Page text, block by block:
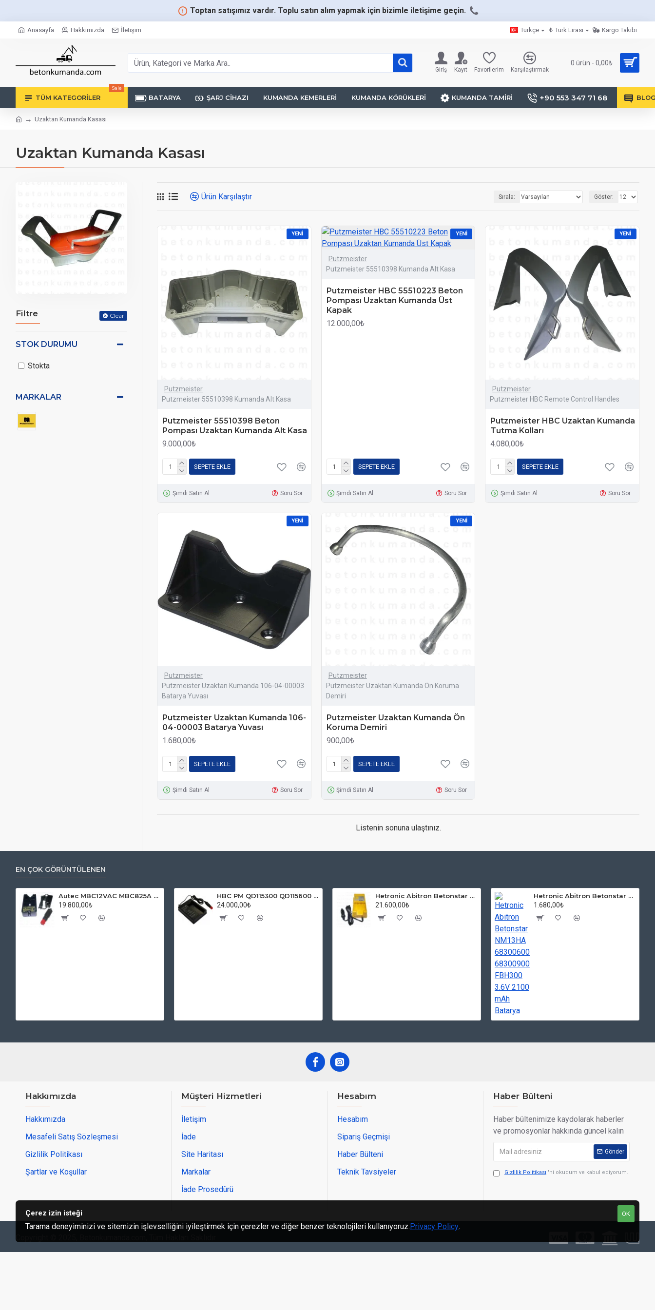
Toptan satışımız vardır. Toplu satın alım yapmak için bizimle iletişime geçin.
Anasayfa Hakkımızda İletişim Türkçe ₺ Türk Lirası Kargo Takibi
Giriş Kayıt Favorilerim Karşılaştırmak
0 ürün - 0,00₺
TÜM KATEGORILER
Sale
BATARYA ŞARJ CIHAZI KUMANDA KEMERLERI KUMANDA KÖRÜKLERI KUMANDA TAMIRI +90 553 347 71 68
Uzaktan Kumanda Kasası
Uzaktan Kumanda Kasası
Filtre Clear
MARKALAR
STOK DURUMU
Stokta
Ürün Karşılaştır Sırala: Göster:
YENI
Putzmeister
Putzmeister 55510398 Kumanda Alt Kasa
Putzmeister 55510398 Beton
Pompası Uzaktan Kumanda Alt Kasa
9.000,00₺
SEPETE EKLE
Şimdi Satın Al Soru Sor
YENI
Putzmeister
Putzmeister 55510398 Kumanda Alt Kasa
Putzmeister HBC 55510223 Beton
Pompası Uzaktan Kumanda Üst
Kapak
12.000,00₺
SEPETE EKLE
Şimdi Satın Al Soru Sor
YENI
Putzmeister
Putzmeister HBC Remote Control Handles
Putzmeister HBC Uzaktan Kumanda
Tutma Kolları
4.080,00₺
SEPETE EKLE
Şimdi Satın Al Soru Sor
YENI
Putzmeister
Putzmeister Uzaktan Kumanda 106-04-00003
Batarya Yuvası
Putzmeister Uzaktan Kumanda 106-
04-00003 Batarya Yuvası
1.680,00₺
SEPETE EKLE
Şimdi Satın Al Soru Sor
YENI
Putzmeister
Putzmeister Uzaktan Kumanda Ön Koruma
Demiri
Putzmeister Uzaktan Kumanda Ön
Koruma Demiri
900,00₺
SEPETE EKLE
Şimdi Satın Al Soru Sor
Listenin sonuna ulaştınız.
EN ÇOK GÖRÜNTÜLENEN
Autec MBC12VAC MBC825A Charger MBM06MH Batarya Şarj Cihazı
19.800,00₺
HBC PM QD115300 QD115600 10-30V DC Batarya Şarj Cihazı
24.000,00₺
Hetronic Abitron Betonstar Cfa 68108580.A 68300900 Batarya Şarj Cihazı
21.600,00₺
Hetronic Abitron Betonstar NM13HA 68300600 68300900 FBH300 3.6V 2100 mAh Batarya
1.680,00₺
Hakkımızda
Hakkımızda
Mesafeli Satış Sözleşmesi
Gizlilik Politikası
Şartlar ve Koşullar
Müşteri Hizmetleri
İletişim
İade
Site Haritası
Markalar
İade Prosedürü
Hesabım
Hesabım
Sipariş Geçmişi
Haber Bülteni
Teknik Tavsiyeler
Haber Bülteni
Haber bültenimize kaydolarak haberler
ve promosyonlar hakkında güncel kalın
Gönder
Gizlilik Politikası 'ni okudum ve kabul ediyorum.
Copyright © 2025, Betonkumanda.com, Tüm Hakları Saklıdır
OK
Çerez izin isteği
Tarama deneyiminizi ve sitemizin işlevselliğini iyileştirmek için çerezler ve diğer benzer teknolojileri kullanıyoruz.Privacy Policy.